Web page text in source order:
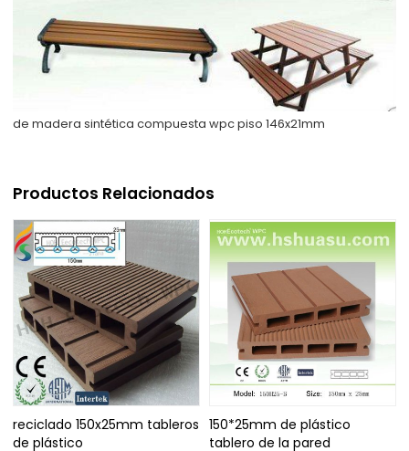
de madera sintética compuesta wpc piso 146x21mm
Productos Relacionados
reciclado 150x25mm tableros
de plástico
150*25mm de plástico
tablero de la pared